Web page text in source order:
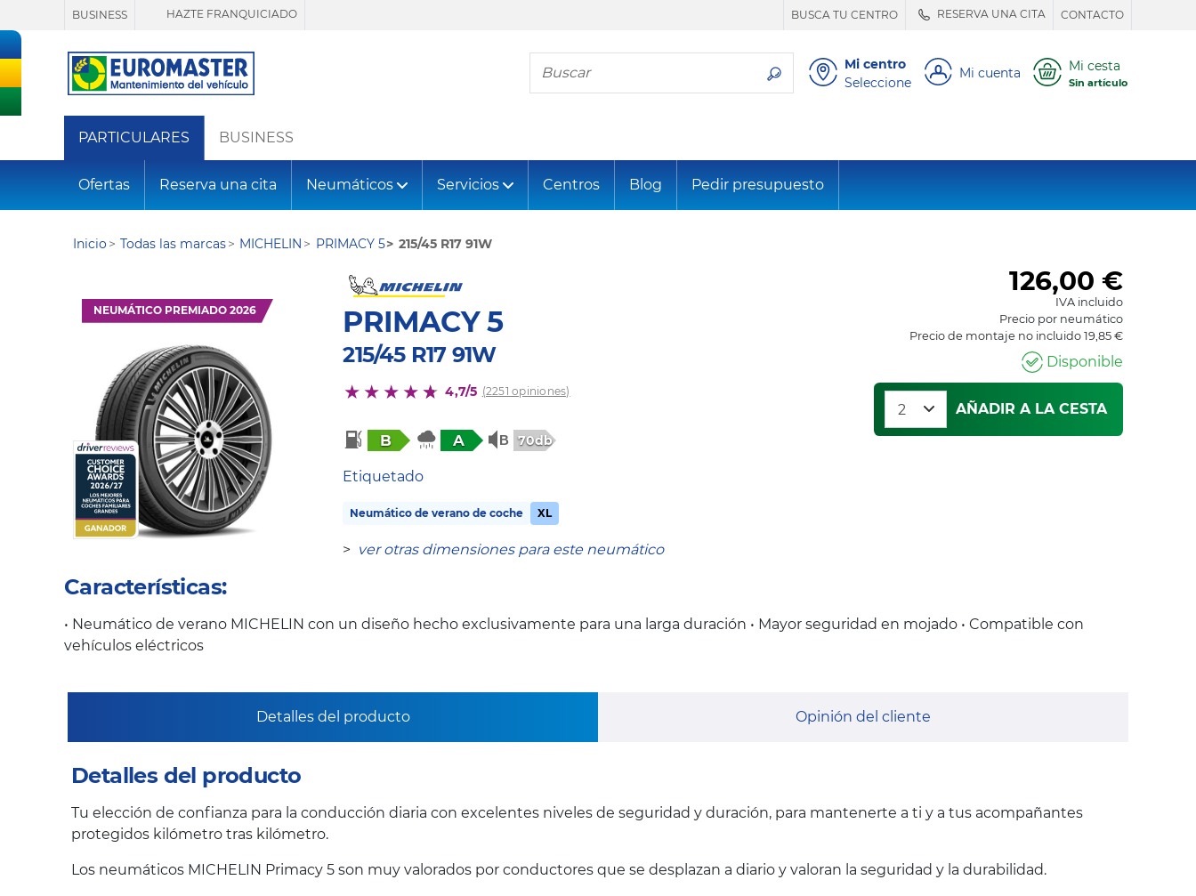
BUSINESS HAZTE FRANQUICIADO BUSCA TU CENTRO RESERVA UNA CITA CONTACTO
Busca tu neumático
Mi centro
Seleccione
Mi cuenta Mi cesta
Sin artículo
PARTICULARES BUSINESS
Ofertas Reserva una cita Neumáticos Servicios Centros Blog Pedir presupuesto
Inicio Todas las marcas MICHELIN PRIMACY 5 215/45 R17 91W
NEUMÁTICO PREMIADO 2026 PRIMACY 5
215/45 R17 91W
4,7/5 (2251 opiniones)
B A 70db
Etiquetado
Neumático de verano de coche XL
> ver otras dimensiones para este neumático
126,00 €
IVA incluido
Precio por neumático
Precio de montaje no incluido 19,85 €
Disponible
AÑADIR A LA CESTA
Características:
• Neumático de verano MICHELIN con un diseño hecho exclusivamente para una larga duración • Mayor seguridad en mojado • Compatible con
vehículos eléctricos
Detalles del producto Opinión del cliente
Detalles del producto
Tu elección de confianza para la conducción diaria con excelentes niveles de seguridad y duración, para mantenerte a ti y a tus acompañantes
protegidos kilómetro tras kilómetro.
Los neumáticos MICHELIN Primacy 5 son muy valorados por conductores que se desplazan a diario y valoran la seguridad y la durabilidad.